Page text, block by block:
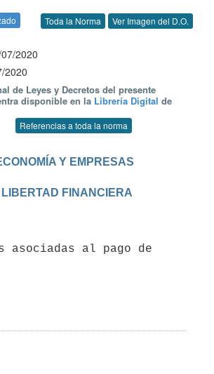
Toda la Norma Ver Imagen del D.O.
2020
2020
de Leyes y Decretos del presente
disponible en la Librería Digital de
Referencias a toda la norma
Y EMPRESAS
FINANCIERA